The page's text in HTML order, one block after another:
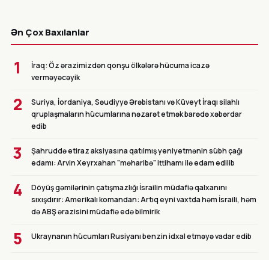
Ən Çox Baxılanlar
1
İraq: Öz ərazimizdən qonşu ölkələrə hücuma icazə
verməyəcəyik
2
Suriya, İordaniya, Səudiyyə Ərəbistanı və Küveyt İraqı silahlı
qruplaşmaların hücumlarına nəzarət etmək barədə xəbərdar
edib
3
Şahruddə etiraz aksiyasına qatılmış yeniyetmənin sübh çağı
edamı: Arvin Xeyrxahan "məharibə" ittihamı ilə edam edilib
4
Döyüş gəmilərinin çatışmazlığı İsrailin müdafiə qalxanını
sıxışdırır: Amerikalı komandan: Artıq eyni vaxtda həm İsraili, həm
də ABŞ ərazisini müdafiə edə bilmirik
5 Ukraynanın hücumları Rusiyanı benzin idxal etməyə vadar edib